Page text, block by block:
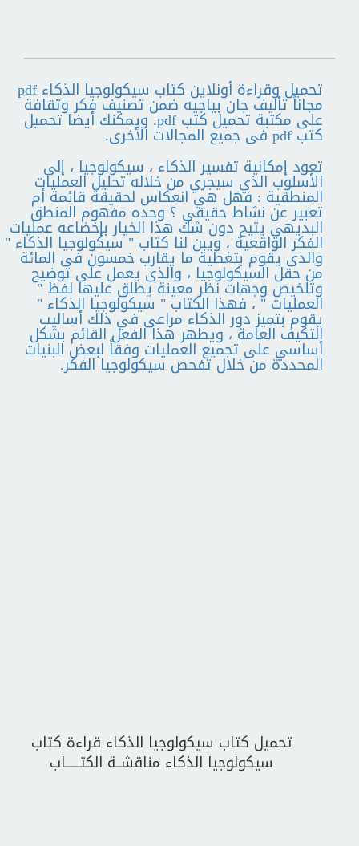
تحميل وقراءة أونلاين كتاب سيكولوجيا الذكاء pdf
مجاناً تأليف جان بياجيه ضمن تصنيف فكر وثقافة
على مكتبة تحميل كتب pdf. ويمكنك أيضا تحميل
كتب pdf فى جميع المجالات الأخرى.
تعود إمكانية تفسير الذكاء ، سيكولوجيا ، إلى
الأسلوب الذي سيجري من خلاله تحليل العمليات
المنطقية : فهل هي انعكاس لحقيقة ‏قائمة أم
تعبير عن نشاط حقيقي ؟ وحده مفهوم المنطق
البديهي يتيح دون شك هذا الخيار بإخضاعه عمليات
الفكر الواقعية ، ويبن لنا ‏كتاب " سيكولوجيا الذكاء "
والذى يقوم بتغطية ما يقارب خمسون فى المائة
من حقل السيكولوجيا ، والذى يعمل على توضيح
‏وتلخيص وجهات نظر معينة يطلق عليها لفظ "
العمليات " ، فهذا الكتاب " سيكولوجيا الذكاء "
يقوم بتميز دور الذكاء مراعى في ذلك ‏أساليب
التكيف العامة ، ويظهر هذا الفعل القائم بشكل
أساسي على تجميع العمليات وفقاً لبعض البنيات
المحددة من خلال تفحص ‏سيكولوجيا الفكر.
تحميل كتاب سيكولوجيا الذكاء قراءة كتاب
سيكولوجيا الذكاء مناقشــة الكتــــــاب